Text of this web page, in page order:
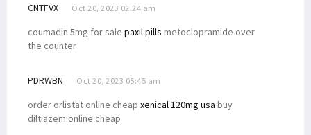
CNTFVX Oct 20, 2023 02:24 am
coumadin 5mg for sale paxil pills metoclopramide over
the counter
PDRWBN Oct 20, 2023 05:45 am
order orlistat online cheap xenical 120mg usa buy
diltiazem online cheap